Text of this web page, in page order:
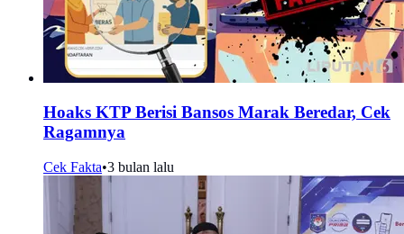
Hoaks KTP Berisi Bansos Marak Beredar, Cek
Ragamnya
Cek Fakta•3 bulan lalu